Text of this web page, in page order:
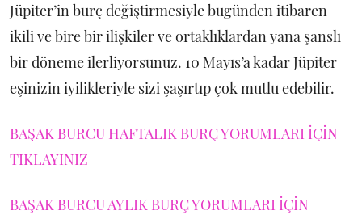
Jüpiter’in burç değiştirmesiyle bugünden itibaren
ikili ve bire bir ilişkiler ve ortaklıklardan yana şanslı
bir döneme ilerliyorsunuz. 10 Mayıs’a kadar Jüpiter
eşinizin iyilikleriyle sizi şaşırtıp çok mutlu edebilir.
BAŞAK BURCU HAFTALIK BURÇ YORUMLARI İÇİN
TIKLAYINIZ
BAŞAK BURCU AYLIK BURÇ YORUMLARI İÇİN